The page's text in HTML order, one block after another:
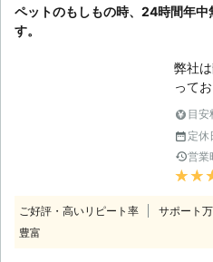
して
モニ
てお
あげてくだ
可能
いた
って
てい
静岡県 静岡市葵区 2016年12月31
ペットのもしもの時、24時間年中
す。
弊社
って
ます
所に
り執
連絡
夜・
ます
ら、
目安
定休
営業
ご好評・高いリピート率 サポート
豊富